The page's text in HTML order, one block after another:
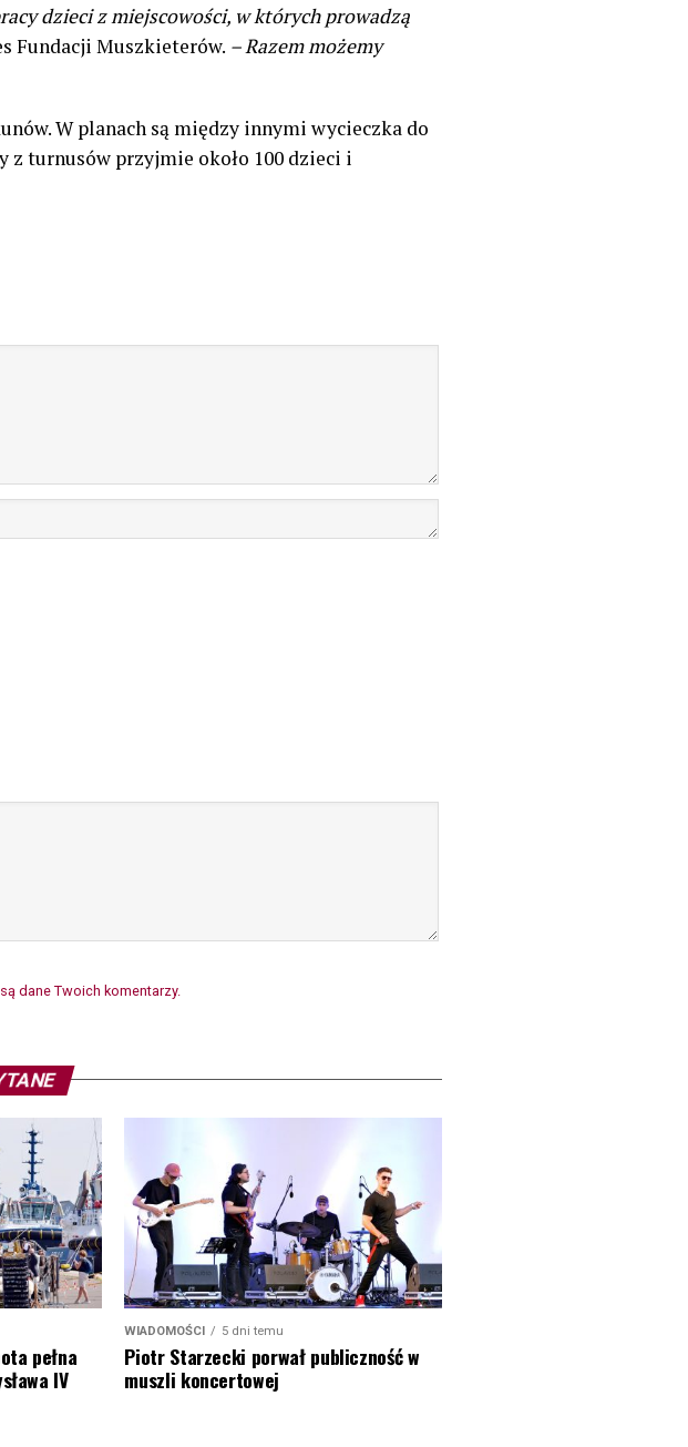
dzieci z miejscowości, w których prowadzą
Fundacji Muszkieterów. – Razem możemy
W planach są między innymi wycieczka do
z turnusów przyjmie około 100 dzieci i
dane Twoich komentarzy.
pełna
IV
WIADOMOŚCI 5 dni temu
Piotr Starzecki porwał publiczność w
muszli koncertowej